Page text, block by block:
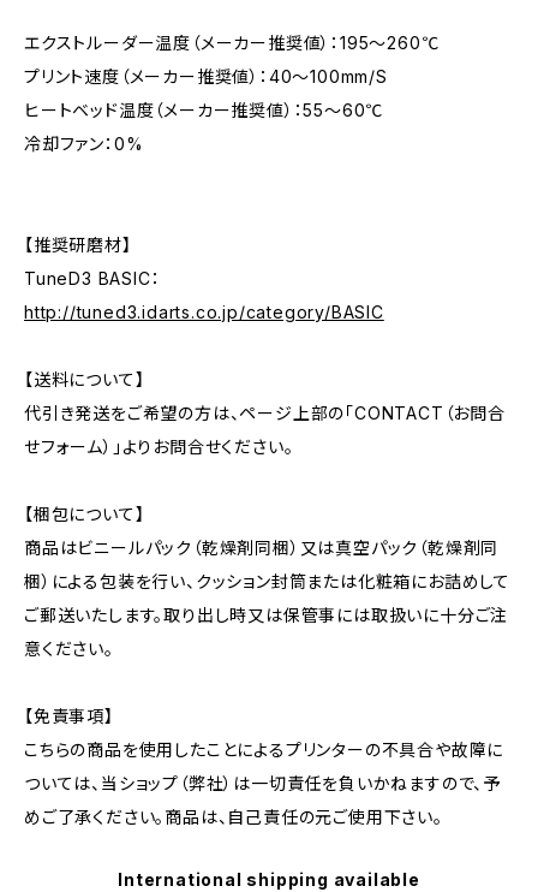
エクストルーダー温度（メーカー推奨値）：195～260℃
プリント速度（メーカー推奨値）：40～100mm/S
ヒートベッド温度（メーカー推奨値）：55～60℃
冷却ファン：0%
【推奨研磨材】
TuneD3 BASIC：
http://tuned3.idarts.co.jp/category/BASIC
【送料について】
代引き発送をご希望の方は、ページ上部の「CONTACT（お問合
せフォーム）」よりお問合せください。
【梱包について】
商品はビニールパック（乾燥剤同梱）又は真空パック（乾燥剤同
梱）による包装を行い、クッション封筒または化粧箱にお詰めして
ご郵送いたします。取り出し時又は保管事には取扱いに十分ご注
意ください。
【免責事項】
こちらの商品を使用したことによるプリンターの不具合や故障に
ついては、当ショップ（弊社）は一切責任を負いかねますので、予
めご了承ください。商品は、自己責任の元ご使用下さい。
International shipping available